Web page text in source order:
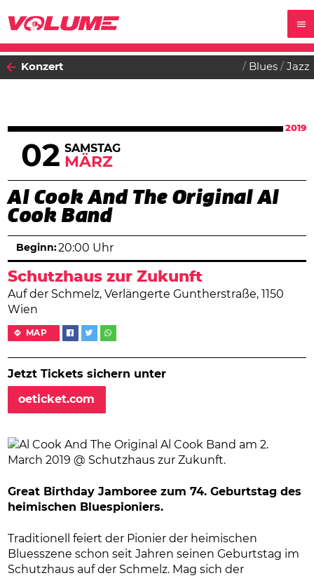
Konzert Blues Jazz
2019
02 SAMSTAG
MÄRZ
Al Cook And The Original Al
Cook Band
Schutzhaus zur Zukunft
Auf der Schmelz, Verlängerte Guntherstraße, 1150
Wien
MAP
Jetzt Tickets sichern unter
oeticket.com
Beginn:20:00 Uhr
Great Birthday Jamboree zum 74. Geburtstag des
heimischen Bluespioniers.
Traditionell feiert der Pionier der heimischen
Bluesszene schon seit Jahren seinen Geburtstag im
Schutzhaus auf der Schmelz. Mag sich der